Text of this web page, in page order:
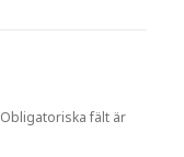
Obligatoriska fält är